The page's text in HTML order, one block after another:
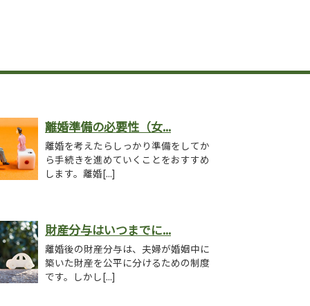
離婚準備の必要性（女...
離婚を考えたらしっかり準備をしてか
ら手続きを進めていくことをおすすめ
します。離婚[...]
財産分与はいつまでに...
離婚後の財産分与は、夫婦が婚姻中に
築いた財産を公平に分けるための制度
です。しかし[...]